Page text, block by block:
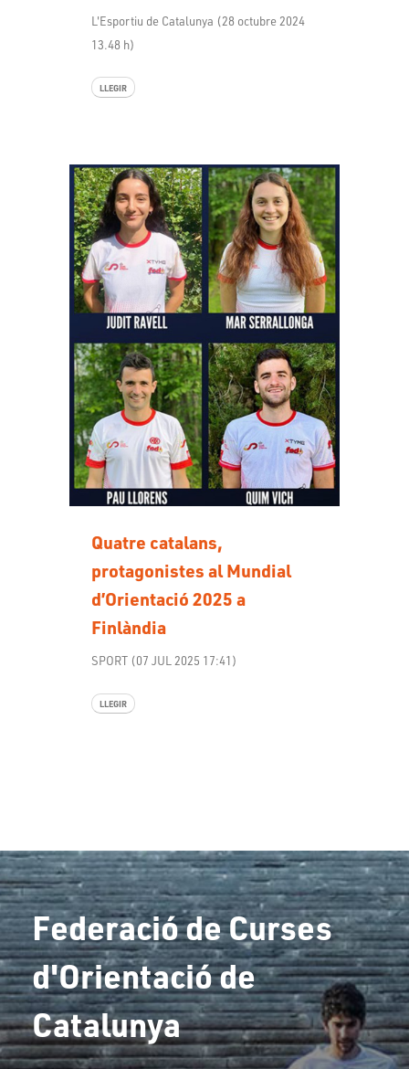
L'Esportiu de Catalunya (28 octubre 2024
13.48 h)
LLEGIR
Quatre catalans,
protagonistes al Mundial
d’Orientació 2025 a
Finlàndia
SPORT (07 JUL 2025 17:41)
LLEGIR
Federació de Curses
d'Orientació de
Catalunya